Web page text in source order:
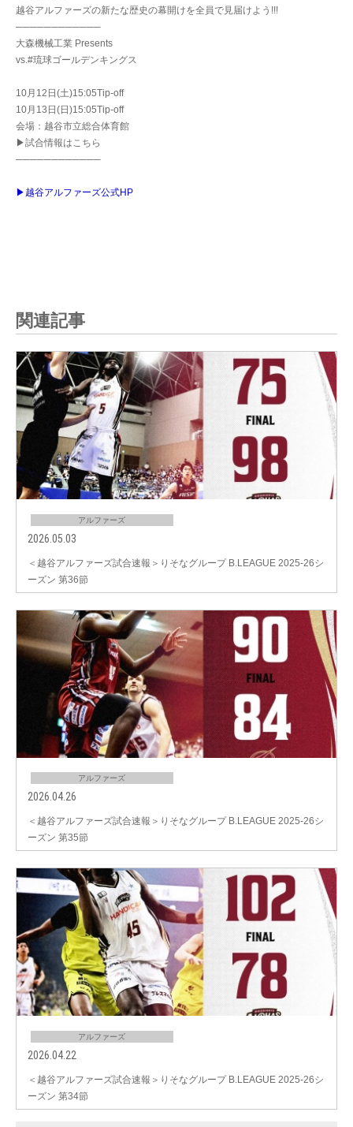
越谷アルファーズの新たな歴史の幕開けを全員で見届けよう!!!
────────────
大森機械工業 Presents
vs.#琉球ゴールデンキングス
10月12日(土)15:05Tip-off
10月13日(日)15:05Tip-off
会場：越谷市立総合体育館
▶試合情報はこちら
────────────
▶越谷アルファーズ公式HP
関連記事
アルファーズ
2026.05.03
＜越谷アルファーズ試合速報＞りそなグループ B.LEAGUE 2025-26シ
ーズン 第36節
アルファーズ
2026.04.26
＜越谷アルファーズ試合速報＞りそなグループ B.LEAGUE 2025-26シ
ーズン 第35節
アルファーズ
2026.04.22
＜越谷アルファーズ試合速報＞りそなグループ B.LEAGUE 2025-26シ
ーズン 第34節